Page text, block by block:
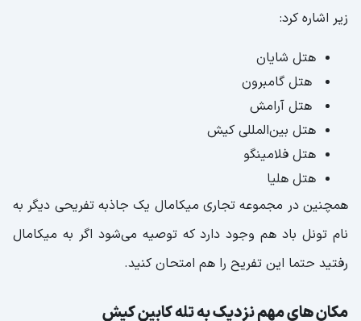
زیر اشاره کرد:
هتل شایان
هتل گامبرون
هتل آرامش
هتل بین‌المللی کیش
هتل فلامینگو
هتل هلیا
همچنین در مجموعه تجاری میکامال یک جاذبه تفریحی دیگر به
نام تونل باد هم وجود دارد که توصیه می‌شود اگر به میکامال
رفتید حتما این تفریح را هم امتحان کنید.
مکان های مهم نزدیک به تله کابین کیش